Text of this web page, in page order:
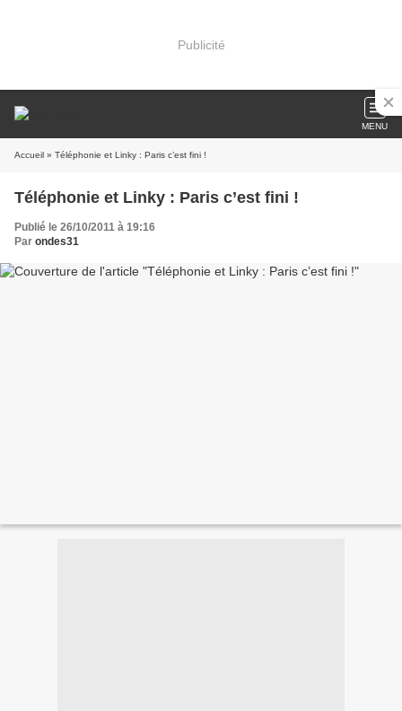
Publicité
MENU
Accueil » Téléphonie et Linky : Paris c’est fini !
Téléphonie et Linky : Paris c’est fini !
Publié le 26/10/2011 à 19:16
Par ondes31